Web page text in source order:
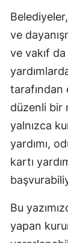
ve
ve vakıf
tarafından
düzenli bir
yalnızca
yardımı,
kartı
Bu
yapan